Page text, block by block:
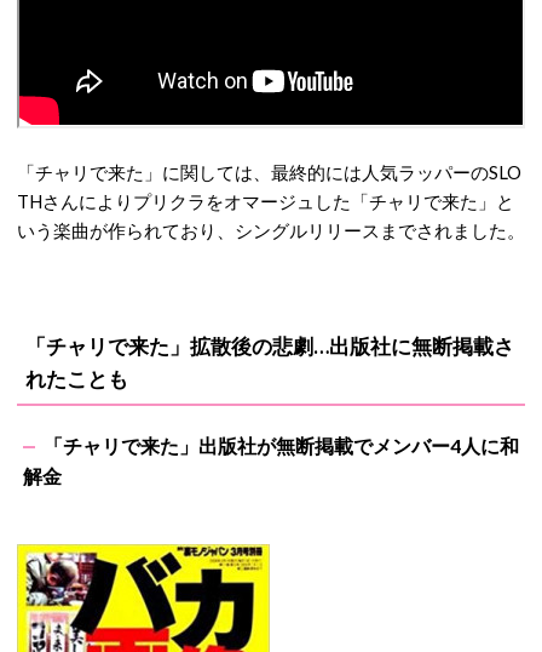
「チャリで来た」に関しては、最終的には人気ラッパーのSLO
THさんによりプリクラをオマージュした「チャリで来た」と
いう楽曲が作られており、シングルリリースまでされました。
「チャリで来た」拡散後の悲劇…出版社に無断掲載さ
れたことも
「チャリで来た」出版社が無断掲載でメンバー4人に和
解金